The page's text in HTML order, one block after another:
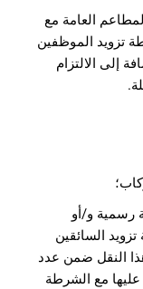
العامة مع
تزويد الموظفين
إلى الالتزام
رسمية و/أو
السائقين
النقل ضمن عدد
مع الشرطة